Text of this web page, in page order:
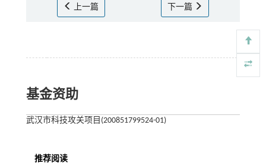
上一篇 下一篇
基金资助
武汉市科技攻关项目(200851799524-01)